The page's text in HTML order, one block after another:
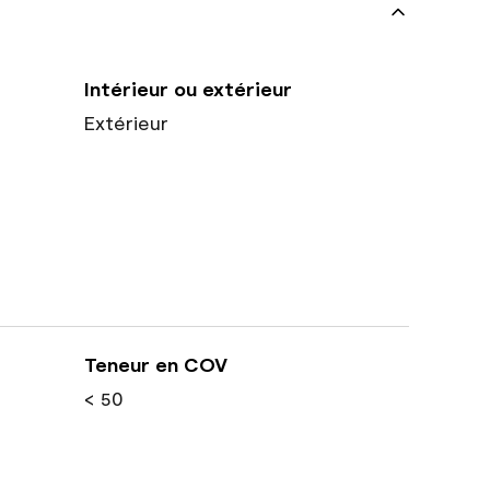
Intérieur ou extérieur
Extérieur
Teneur en COV
< 50